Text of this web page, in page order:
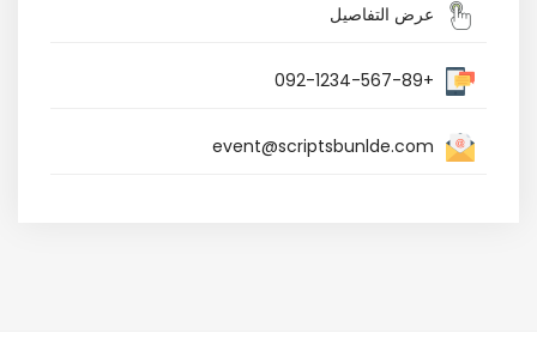
عرض التفاصيل
+092-1234-567-89
event@scriptsbunlde.com